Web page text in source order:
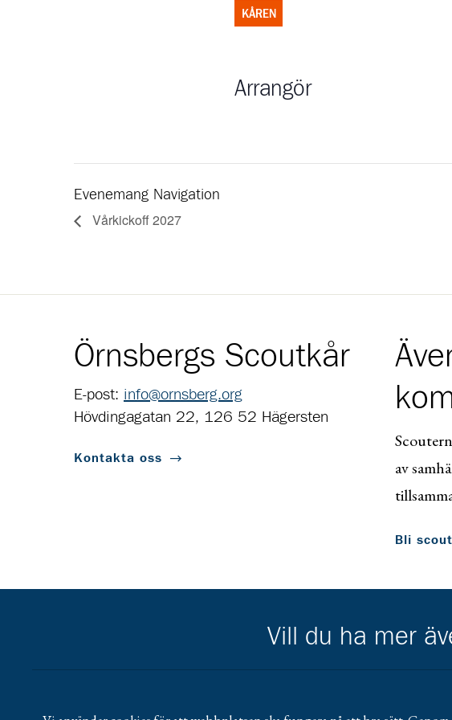
KÅREN
Arrangör
Evenemang Navigation
Vårkickoff 2027
Örnsbergs Scoutkår
E-post: info@ornsberg.org
Hövdingagatan 22, 126 52 Hägersten
Kontakta oss
av
Bli
Vill du ha mer